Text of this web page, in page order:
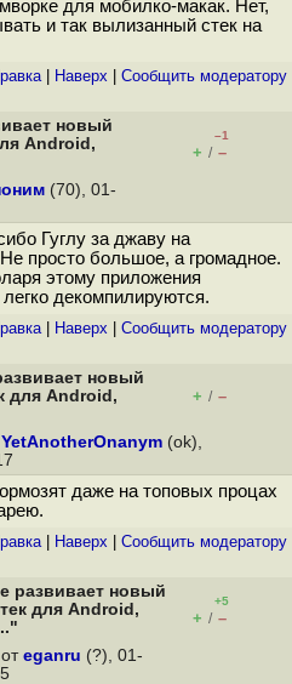
для мобилко-макак. Нет,
и так вылизанный стек на
| Наверх Cообщить модератору
новый
Android,
–1
+ / –
(70), 01-
Гуглу за джаву на
просто большое, а громадное.
этому приложения
декомпилируются.
| Наверх Cообщить модератору
новый
для Android,
+ / –
YetAnotherOnanym (ok),
даже на топовых процах
| Наверх Cообщить модератору
развивает новый
для Android,
+5
+ / –
eganru (?), 01-